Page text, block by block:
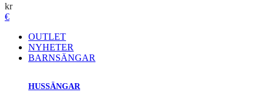
kr
€
OUTLET
NYHETER
BARNSÄNGAR
HUSSÄNGAR